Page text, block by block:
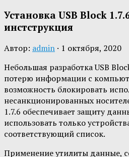
Установка USB Block
инстструкция
Автор: admin · 1 октября, 2020
Небольшая разработка USB
потерю информации с
возможность блокировать
несанкционированных
1.7.6 обеспечивает защиту
использовать только
соответствующий список.
Применение утилиты данные,